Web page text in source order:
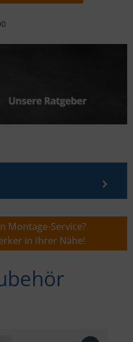
Montage-Service?
in Ihrer Nähe!